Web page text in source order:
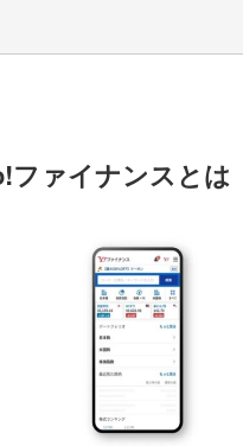
ファイナンスとは